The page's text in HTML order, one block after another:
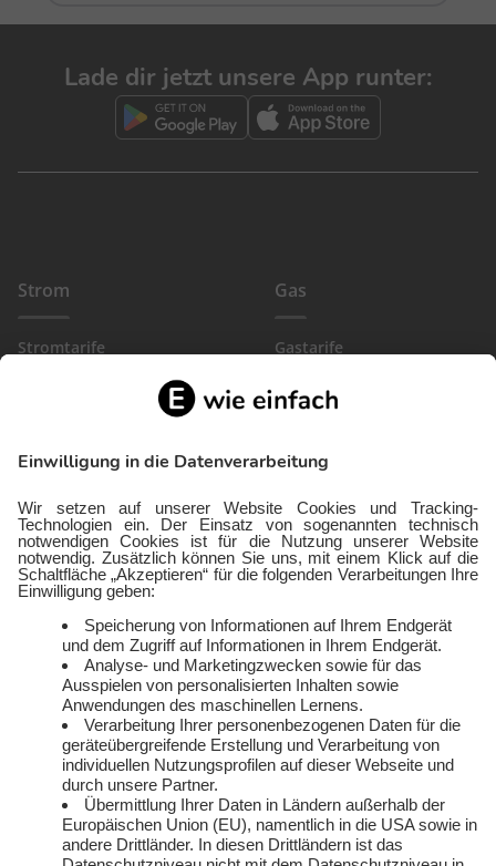
Lade dir jetzt unsere App runter:
Strom
Stromtarife
Wärmestrom
Gewerbestrom
FlexTarif Strom
Gas
Gastarife
Gewerbegas
Service
Freund:innen werben
Kündigen
Widerruf
Vertriebspartner:in
werden
Über uns
Auszeichnungen
Presse und Downloads
Jobs
Kontakt
E-Sports